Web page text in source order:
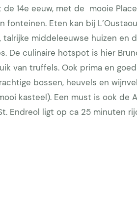
14e eeuw, met de mooie
fonteinen. Eten kan bij
talrijke middeleeuwse huizen
De culinaire hotspot is hier
van truffels. Ook prima en
bossen, heuvels en
kasteel). Een must is ook de
Endreol ligt op ca 25 minuten